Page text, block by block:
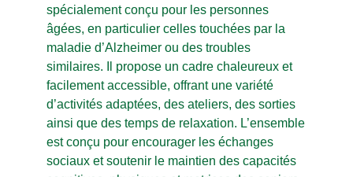
spécialement conçu pour les personnes
âgées, en particulier celles touchées par la
maladie d’Alzheimer ou des troubles
similaires. Il propose un cadre chaleureux et
facilement accessible, offrant une variété
d’activités adaptées, des ateliers, des sorties
ainsi que des temps de relaxation. L’ensemble
est conçu pour encourager les échanges
sociaux et soutenir le maintien des capacités